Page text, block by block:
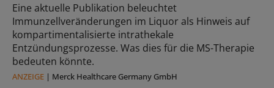
Eine aktuelle Publikation beleuchtet
Immunzellveränderungen im Liquor als Hinweis auf
kompartimentalisierte intrathekale
Entzündungsprozesse. Was dies für die MS-Therapie
bedeuten könnte.
ANZEIGE | Merck Healthcare Germany GmbH